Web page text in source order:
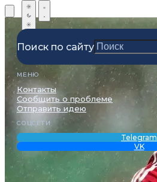
Поиск по сайту
МЕНЮ
Контакты
Сообщить о проблеме
Отправить идею
СОЦСЕТИ
Telegram
VK